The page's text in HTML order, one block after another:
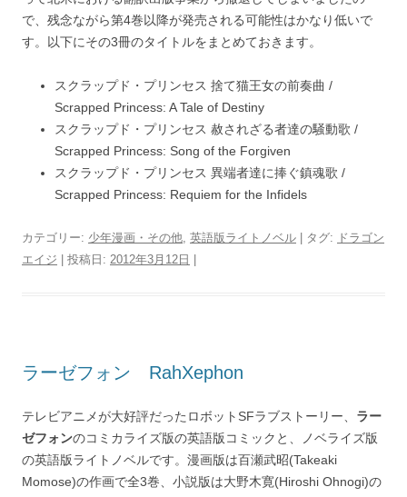
で、残念ながら第4巻以降が発売される可能性はかなり低いで
す。以下にその3冊のタイトルをまとめておきます。
スクラップド・プリンセス 捨て猫王女の前奏曲 /
Scrapped Princess: A Tale of Destiny
スクラップド・プリンセス 赦されざる者達の騒動歌 /
Scrapped Princess: Song of the Forgiven
スクラップド・プリンセス 異端者達に捧ぐ鎮魂歌 /
Scrapped Princess: Requiem for the Infidels
カテゴリー: 少年漫画・その他, 英語版ライトノベル | タグ: ドラゴン
エイジ | 投稿日: 2012年3月12日
ラーゼフォン RahXephon
テレビアニメが大好評だったロボットSFラブストーリー、 ラー
ゼフォンのコミカライズ版の英語版コミックと、ノベライズ版
の英語版ライトノベルです。漫画版は百瀬武昭(Takeaki
Momose)の作画で全3巻、小説版は大野木寛(Hiroshi Ohnogi)の